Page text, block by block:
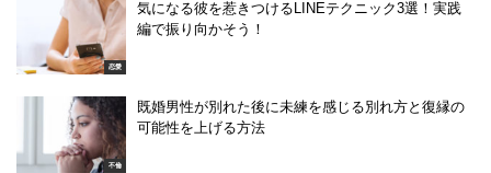
恋愛
気になる彼を惹きつけるLINEテクニック3選！実践
編で振り向かそう！
不倫
既婚男性が別れた後に未練を感じる別れ方と復縁の
可能性を上げる方法